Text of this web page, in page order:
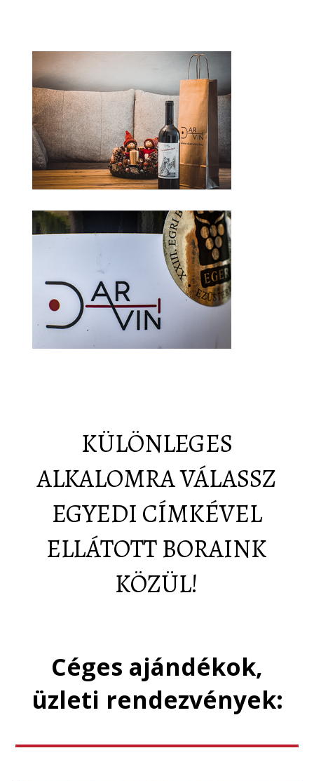
KÜLÖNLEGES
ALKALOMRA VÁLASSZ
EGYEDI CÍMKÉVEL
ELLÁTOTT BORAINK
KÖZÜL!
Céges ajándékok,
üzleti rendezvények: